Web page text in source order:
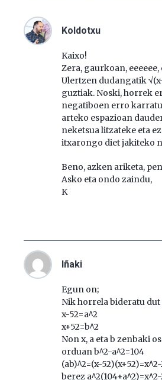
Koldotxu
Kaixo!
Zera, gaurkoan,
Ulertzen dudangatik
guztiak. Noski, horrek
negatiboen erro
arteko espazioan
neketsua litzateke eta
itxarongo diet jakiteko
Beno, azken ariketa,
Asko eta ondo zaindu,
K
Iñaki
Egun on;
Nik horrela bideratu
x-52=a^2
x+52=b^2
Non x, a eta b zenbaki
orduan b^2-a^2=104
(ab)^2=(x-
berez